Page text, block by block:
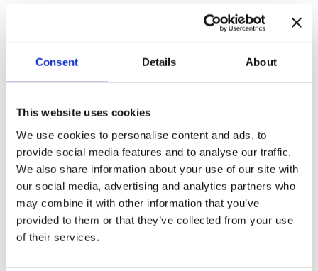
Consent Details About
This website uses cookies
We use cookies to personalise content and ads, to
provide social media features and to analyse our traffic.
We also share information about your use of our site with
our social media, advertising and analytics partners who
may combine it with other information that you’ve
provided to them or that they’ve collected from your use
of their services.
DESCUBRA LOS PUESTOS